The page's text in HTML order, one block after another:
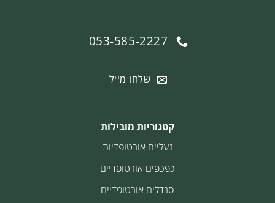
053-585-2227
שלחו מייל
קטגוריות מובילות
נעליים אורטופדיות
כפכפים אורטופדיים
סנדלים אורטופדיים